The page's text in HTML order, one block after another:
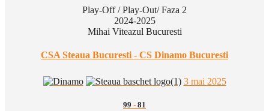
Play-Off / Play-Out/ Faza 2
2024-2025
Mihai Viteazul Bucuresti
CSA Steaua Bucuresti - CS Dinamo Bucuresti
3 mai 2025
99 - 81